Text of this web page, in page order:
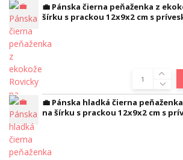
💼 Pánska čierna peňaženka z
šírku s prackou 12x9x2 cm s
💼 Pánska hladká čierna
na šírku s prackou 12x9x2 cm s